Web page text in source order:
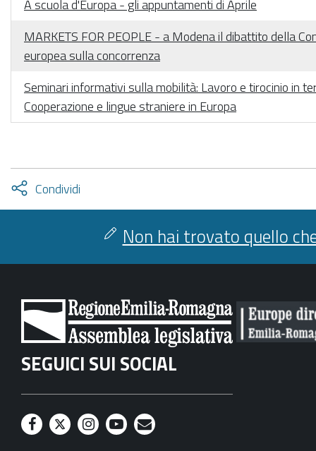
A scuola d'Europa - gli appuntamenti di Aprile
MARKETS FOR PEOPLE - a Modena il dibattito della
europea sulla concorrenza
Seminari informativi sulla mobilità: Lavoro e tirocinio in
Cooperazione e lingue straniere in Europa
Condividi
facebook
twitter
Attiva
condividi
Non hai trovato quello
SEGUICI SUI SOCIAL
F
T
I
Y
M